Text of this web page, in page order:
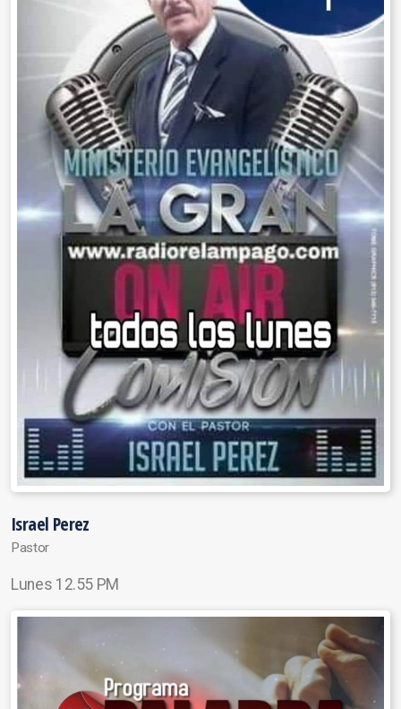
Israel Perez
Pastor
Lunes 12.55 PM